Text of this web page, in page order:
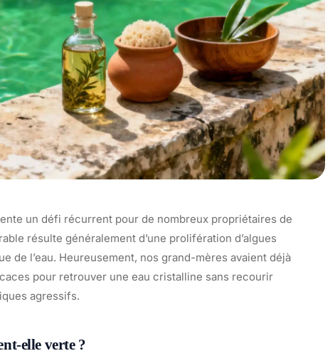
un défi récurrent pour de nombreux propriétaires de
résulte généralement d’une prolifération d’algues
de l’eau. Heureusement, nos grand-mères avaient déjà
pour retrouver une eau cristalline sans recourir
agressifs.
elle verte ?